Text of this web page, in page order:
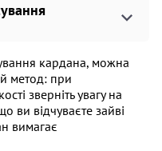
кардана, можна
метод: при
зверніть увагу на
ви відчуваєте зайві
вимагає